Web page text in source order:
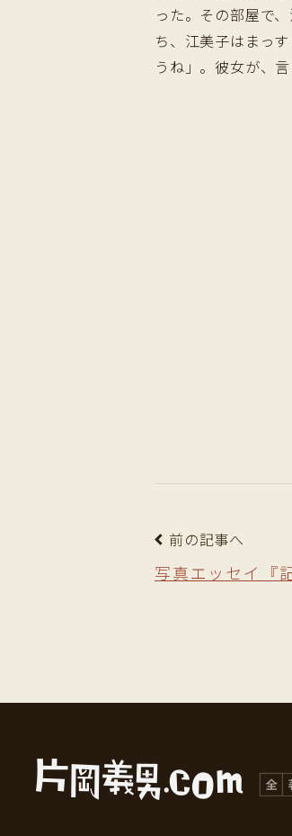
った。その部屋で
ち、江美子はまっ
うね」。彼女が、
前の記事へ
写真エッセイ『